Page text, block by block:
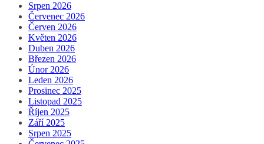
Srpen 2026
Červenec 2026
Červen 2026
Květen 2026
Duben 2026
Březen 2026
Únor 2026
Leden 2026
Prosinec 2025
Listopad 2025
Říjen 2025
Září 2025
Srpen 2025